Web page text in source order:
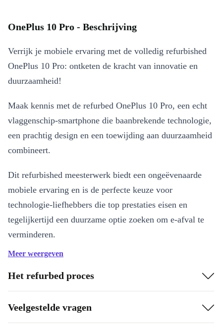
OnePlus 10 Pro - Beschrijving
Verrijk je mobiele ervaring met de volledig refurbished
OnePlus 10 Pro: ontketen de kracht van innovatie en
duurzaamheid!
Maak kennis met de refurbed OnePlus 10 Pro, een echt
vlaggenschip-smartphone die baanbrekende technologie,
een prachtig design en een toewijding aan duurzaamheid
combineert.
Dit refurbished meesterwerk biedt een ongeëvenaarde
mobiele ervaring en is de perfecte keuze voor
technologie-liefhebbers die top prestaties eisen en
tegelijkertijd een duurzame optie zoeken om e-afval te
verminderen.
Belangrijkste kenmerken:
Meeslepend display
: Dompel jezelf onder in de pracht van het
en een ultrasoepele verversingssnelheid van 120 Hz voor een
Meer weergeven
Het refurbed proces
Veelgestelde vragen